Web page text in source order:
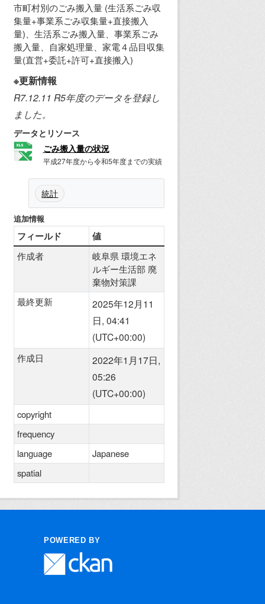
市町村別のごみ搬入量 (生活系ごみ収
集量+事業系ごみ収集量+直接搬入
量)、生活系ごみ搬入量、事業系ごみ
搬入量、自家処理量、家電４品目収集
量(直営+委託+許可+直接搬入)
※更新情報
R7.12.11 R5年度のデータを登録し
ました。
データとリソース
ごみ搬入量の状況
平成27年度から令和5年度までの実績
統計
追加情報
フィールド 値
作成者
岐阜県 環境エネ
ルギー生活部 廃
棄物対策課
最終更新
2025年12月11
日, 04:41
(UTC+00:00)
作成日
2022年1月17日,
05:26
(UTC+00:00)
copyright
frequency
language
Japanese
spatial
POWERED BY